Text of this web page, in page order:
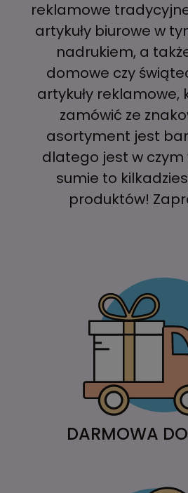
reklamowe
artykuły biurowe w
nadrukiem, a
domowe czy
artykuły reklamowe,
zamówić ze
asortyment jest
dlatego jest w czym
sumie to
produktów!
DARMOWA